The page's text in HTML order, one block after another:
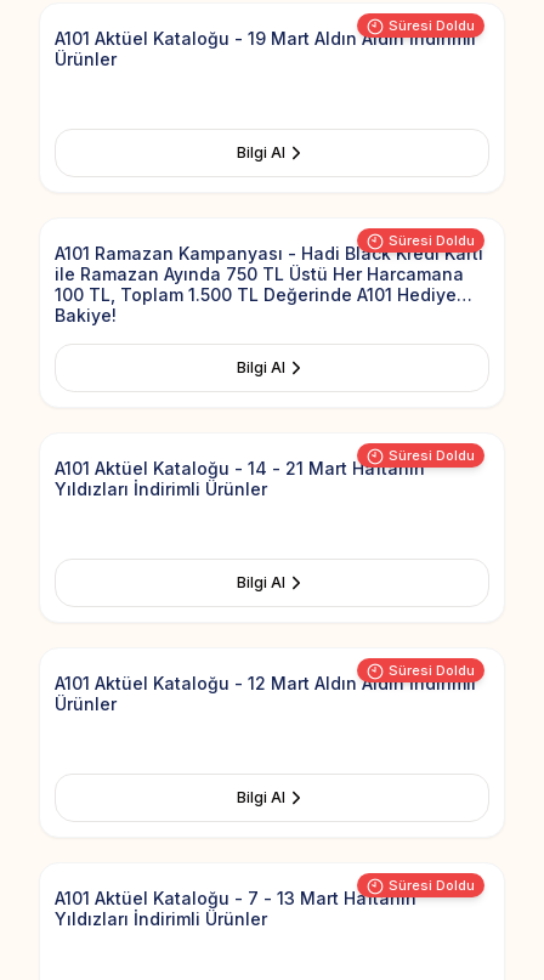
Süresi Doldu
A101 Aktüel Kataloğu - 19 Mart Aldın Aldın İndirimli
Ürünler
Bilgi Al
Süresi Doldu
Add to
A101 Ramazan Kampanyası - Hadi Black Kredi Kartı
ile Ramazan Ayında 750 TL Üstü Her Harcamana
100 TL, Toplam 1.500 TL Değerinde A101 Hediye
Bakiye!
Bilgi Al
Süresi Doldu
Add to
A101 Aktüel Kataloğu - 14 - 21 Mart Haftanın
Yıldızları İndirimli Ürünler
Bilgi Al
Süresi Doldu
Add to
A101 Aktüel Kataloğu - 12 Mart Aldın Aldın İndirimli
Ürünler
Bilgi Al
Süresi Doldu
Add to
A101 Aktüel Kataloğu - 7 - 13 Mart Haftanın
Yıldızları İndirimli Ürünler